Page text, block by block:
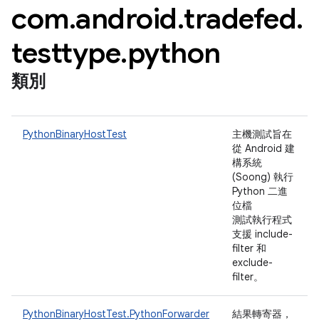
com.android.tradefed.
testtype.python
類別
PythonBinaryHostTest
主機測試旨在
從 Android 建
構系統
(Soong) 執行
Python 二進
位檔
測試執行程式
支援 include-
filter 和
exclude-
filter。
PythonBinaryHostTest.PythonForwarder
結果轉寄器，